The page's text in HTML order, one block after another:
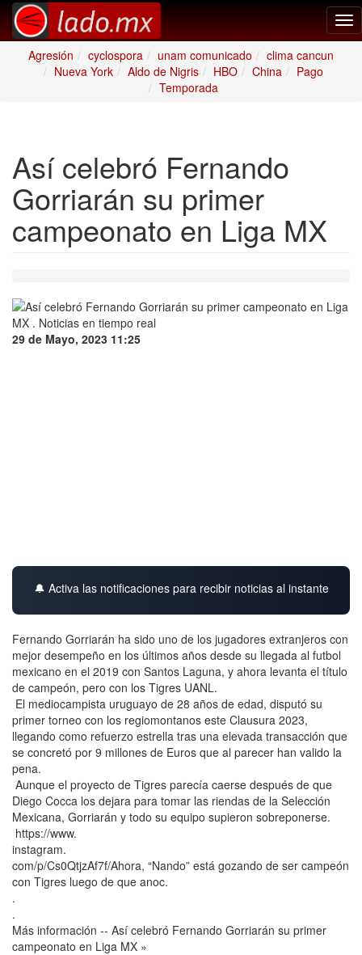
Agresión
cyclospora unam comunicado
clima cancun
Nueva York
Aldo de Nigris HBO China
Pago
Temporada
Así celebró Fernando
Gorriarán su primer
campeonato en Liga MX
29 de Mayo, 2023 11:25
🔔 Activa las notificaciones para recibir noticias al instante
Fernando Gorriarán ha sido uno de los jugadores extranjeros con
mejor desempeño en los últimos años desde su llegada al futbol
mexicano en el 2019 con Santos Laguna, y ahora levanta el título
de campeón, pero con los Tigres UANL.
El mediocampista uruguayo de 28 años de edad, disputó su
primer torneo con los regiomontanos este Clausura 2023,
llegando como refuerzo estrella tras una elevada transacción que
se concretó por 9 millones de Euros que al parecer han valido la
pena.
Aunque el proyecto de Tigres parecía caerse después de que
Diego Cocca los dejara para tomar las riendas de la Selección
Mexicana, Gorriarán y todo su equipo supieron sobreponerse.
https://www.
instagram.
com/p/Cs0QtjzAf7f/Ahora, “Nando” está gozando de ser campeón
con Tigres luego de que anoc.
.
.
Más información -- Así celebró Fernando Gorriarán su primer
campeonato en Liga MX »